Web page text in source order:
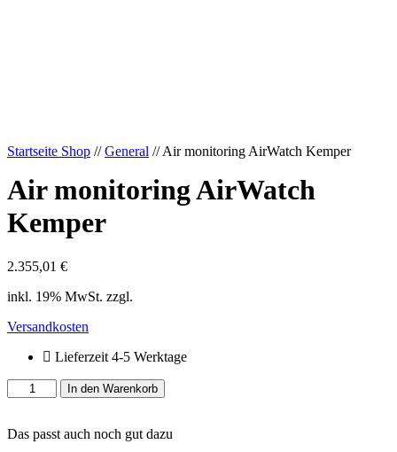
Startseite Shop //General // Air monitoring AirWatch Kemper
Air monitoring AirWatch
Kemper
2.355,01 €
inkl. 19% MwSt. zzgl.
Versandkosten
Lieferzeit 4-5 Werktage
monitoring
Kemper
In den Warenkorb
Das passt auch noch gut dazu